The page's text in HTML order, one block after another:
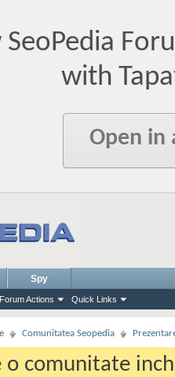
with
Open in
Forum Actions Quick Links
Spy
Comunitatea Seopedia
o comunitate